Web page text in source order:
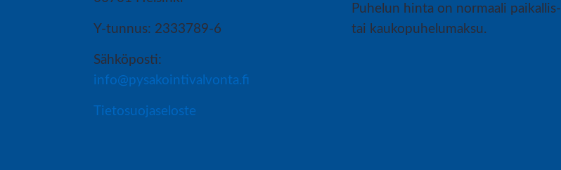
Y-tunnus: 2333789-6
Sähköposti:
info@pysakointivalvonta.fi
Tietosuojaseloste
Puhelun hinta on normaali paikallis-
tai kaukopuhelumaksu.